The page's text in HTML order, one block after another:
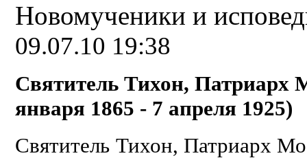
Новомученики и
09.07.10 19:38
Святитель Тихон, Патриарх
января 1865 - 7 апреля 1925)
Святитель Тихон, Патриарх